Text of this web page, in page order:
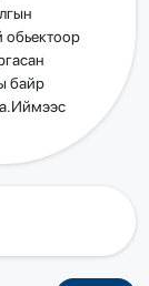
обьектоор
байр